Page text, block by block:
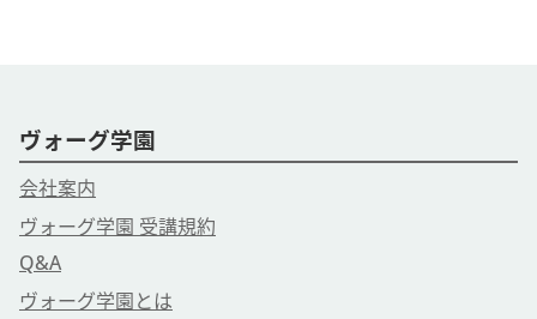
ヴォーグ学園
会社案内
ヴォーグ学園 受講規約
Q&A
ヴォーグ学園とは